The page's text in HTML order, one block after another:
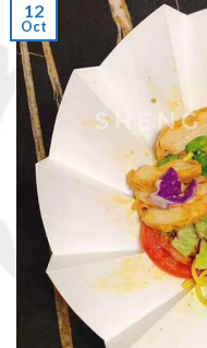
12
Oct